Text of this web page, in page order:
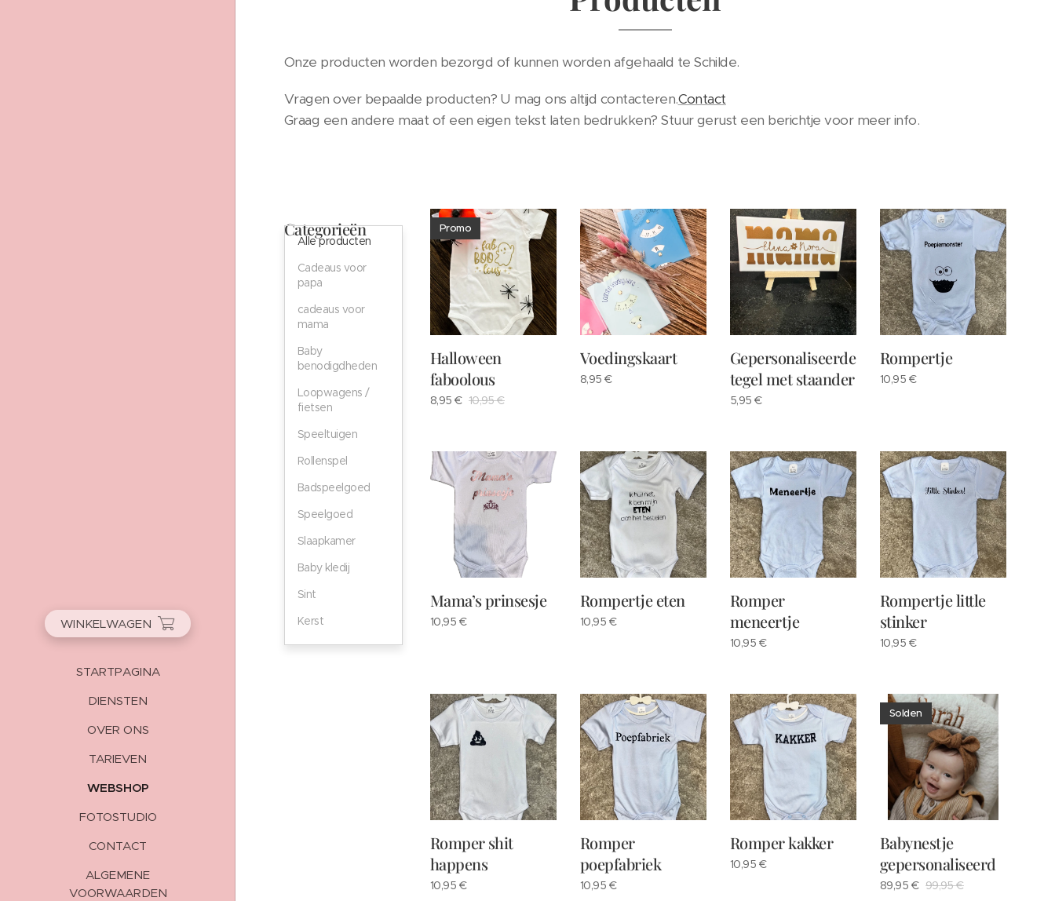
WINKELWAGEN
STARTPAGINA
DIENSTEN
OVER ONS
TARIEVEN
WEBSHOP
FOTOSTUDIO
CONTACT
ALGEMENE
VOORWAARDEN
Onze producten worden bezorgd of kunnen worden afgehaald te Schilde.
Vragen over bepaalde producten? U mag ons altijd contacteren.Contact❤️
Graag een andere maat of een eigen tekst laten bedrukken? Stuur gerust een berichtje voor meer info.
Categorieën
Alle producten
Cadeaus voor
papa
cadeaus voor
mama
Baby
benodigdheden
Loopwagens /
fietsen
Speeltuigen
Rollenspel
Badspeelgoed
Speelgoed
Slaapkamer
Baby kledij
Sint
Kerst
Halloween
faboolous
Promo
8,95 € 10,95€
Voedingskaart
8,95 €
Gepersonaliseerde
tegel met staander
5,95 €
Rompertje
10,95 €
Mama’s prinsesje
10,95 €
Rompertje eten
10,95 €
Romper
meneertje
10,95 €
Rompertje little
stinker
10,95 €
Romper shit
happens
10,95 €
Romper
poepfabriek
10,95 €
Romper kakker
10,95 €
Babynestje
gepersonaliseerd
Solden
89,95 € 99,95€